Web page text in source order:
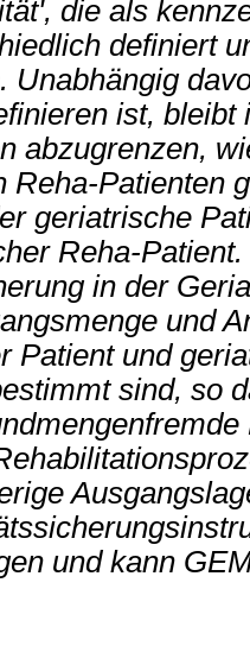
die als
definiert
Unabhängig
ist,
abzugrenzen,
Reha-Patienten
geriatrische
Reha-
in der
und
Patient und
sind, so
und kann